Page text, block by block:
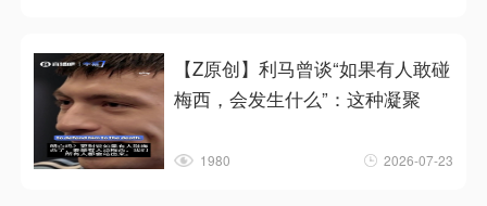
【Z原创】利马曾谈“如果有人敢碰
梅西，会发生什么”：这种凝聚
1980 2026-07-23